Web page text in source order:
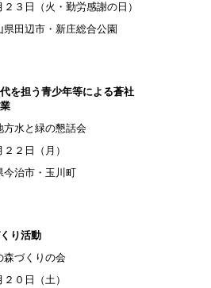
２３日（火・勤労感謝の日）
県田辺市・新庄総合公園
を担う青少年等による蒼社
方水と緑の懇話会
２２日（月）
今治市・玉川町
り活動
森づくりの会
２０日（土）